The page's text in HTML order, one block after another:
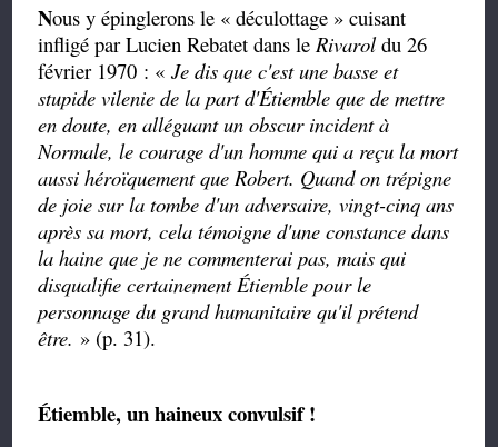
Nous y épinglerons le « déculottage » cuisant
infligé par Lucien Rebatet dans le Rivaroldu 26
février 1970 : «Je dis que c'est une basse et
stupide vilenie de la part d'Étiemble que de mettre
en doute, en alléguant un obscur incident à
Normale, le courage d'un homme qui a reçu la mort
aussi héroïquement que Robert. Quand on trépigne
de joie sur la tombe d'un adversaire, vingt-cinq ans
après sa mort, cela témoigne d'une constance dans
la haine que je ne commenterai pas, mais qui
disqualifie certainement Étiemble pour le
personnage du grand humanitaire qu'il prétend
être. » (p. 31).
Étiemble, un haineux convulsif !